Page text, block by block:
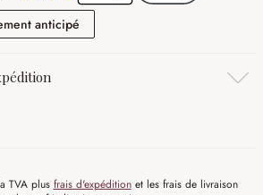
anticipé
TVA plus frais d'expéditionet les frais de livraison